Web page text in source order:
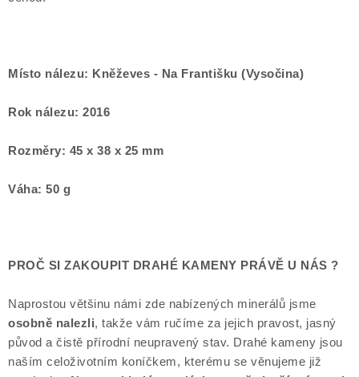
Místo nálezu: Kněževes - Na Františku (Vysočina)
Rok nálezu: 2016
Rozměry: 45 x 38 x 25 mm
Váha: 50 g
PROČ SI ZAKOUPIT DRAHÉ KAMENY PRÁVĚ U NÁS ?
Naprostou většinu námi zde nabízených minerálů jsme
osobně nalezli, takže vám ručíme za jejich pravost, jasný
původ a čistě přírodní neupravený stav. Drahé kameny jsou
naším celoživotním koníčkem, kterému se věnujeme již